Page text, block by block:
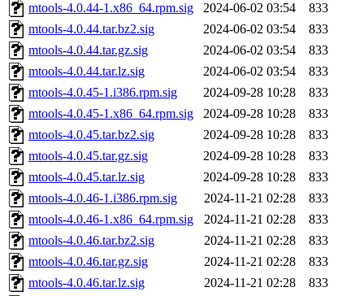
mtools-4.0.44-1.x86_64.rpm.sig
2024-06-02 03:54
833
mtools-4.0.44.tar.bz2.sig
2024-06-02 03:54
833
mtools-4.0.44.tar.gz.sig
2024-06-02 03:54
833
mtools-4.0.44.tar.lz.sig
2024-06-02 03:54
833
mtools-4.0.45-1.i386.rpm.sig
2024-09-28 10:28
833
mtools-4.0.45-1.x86_64.rpm.sig
2024-09-28 10:28
833
mtools-4.0.45.tar.bz2.sig
2024-09-28 10:28
833
mtools-4.0.45.tar.gz.sig
2024-09-28 10:28
833
mtools-4.0.45.tar.lz.sig
2024-09-28 10:28
833
mtools-4.0.46-1.i386.rpm.sig
2024-11-21 02:28
833
mtools-4.0.46-1.x86_64.rpm.sig
2024-11-21 02:28
833
mtools-4.0.46.tar.bz2.sig
2024-11-21 02:28
833
mtools-4.0.46.tar.gz.sig
2024-11-21 02:28
833
mtools-4.0.46.tar.lz.sig
2024-11-21 02:28
833